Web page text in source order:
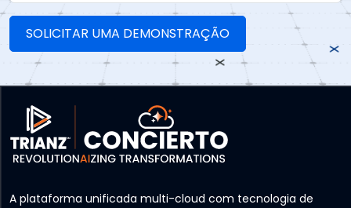
A plataforma unificada multi-cloud com tecnologia de